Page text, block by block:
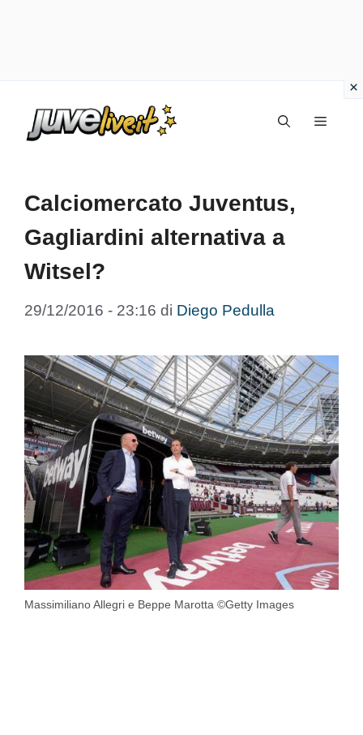
Menu
Calciomercato Juventus,
Gagliardini alternativa a
Witsel?
29/12/2016 - 23:16 di Diego Pedulla
Massimiliano Allegri e Beppe Marotta ©Getty Images